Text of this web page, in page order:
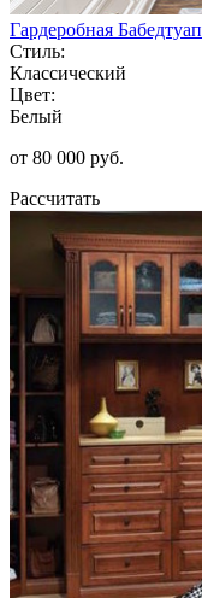
Гардеробная Бабедтуап
Стиль:
Классический
Цвет:
Белый
от 80 000 руб.
Рассчитать